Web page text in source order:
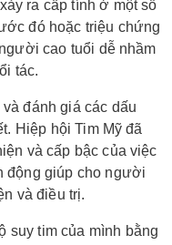
ra cấp tính ở một số
đó hoặc triệu chứng
cao tuổi dễ nhầm
tác.
đánh giá các dấu
Hiệp hội Tim Mỹ đã
và cấp bậc của việc
động giúp cho người
và điều trị.
suy tim của mình bằng